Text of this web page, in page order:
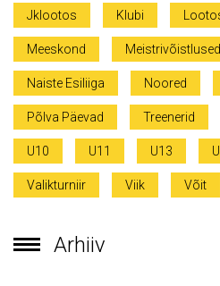
Jklootos Klubi
Meeskond Meistrivõistlused
Naiste Esiliiga Noored
Põlva Päevad Treenerid
U10 U11 U13
Valikturniir Viik Võit
Arhiiv